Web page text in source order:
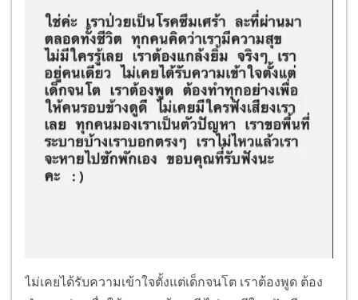
ไม่เคยได้รับความเข้าใจตั้งแต่เด็กจนโต เราต้องพูด ต้อง